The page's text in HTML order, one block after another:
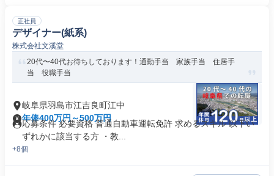
正社員
デザイナー(紙系)
株式会社文溪堂
20代〜40代お待ちしております！通勤手当 家族手当 住居手
当 役職手当
岐阜県羽島市江吉良町江中
年俸400万円～500万円
応募条件 必要資格 普通自動車運転免許 求めるスキル 以下い
ずれかに該当する方 ・教...
+8個